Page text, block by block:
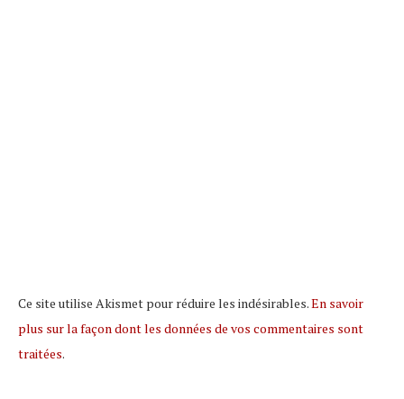
Ce site utilise Akismet pour réduire les indésirables.En savoir
plus sur la façon dont les données de vos commentaires sont
traitées.